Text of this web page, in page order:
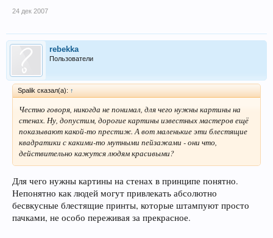
24 дек 2007
rebekka
Пользователи
Spalik сказал(а): ↑
Честно говоря, никогда не понимал, для чего нужны картины на
стенах. Ну, допустим, дорогие картины известных мастеров ещё
показывают какой-то престиж. А вот маленькие эти блестящие
квадратики с какими-то мутными пейзажами - они что,
действительно кажутся людям красивыми?
Для чего нужны картины на стенах в принципе понятно.
Непонятно как людей могут привлекать абсолютно
бесвкусные блестящие принты, которые штампуют просто
пачками, не особо переживая за прекрасное.